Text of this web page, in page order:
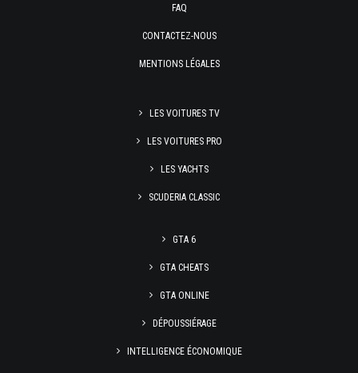
FAQ
CONTACTEZ-NOUS
MENTIONS LÉGALES
LES VOITURES TV
LES VOITURES PRO
LES YACHTS
SCUDERIA CLASSIC
GTA 6
GTA CHEATS
GTA ONLINE
DÉPOUSSIÉRAGE
INTELLIGENCE ÉCONOMIQUE